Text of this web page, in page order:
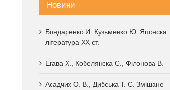
Новини
Бондаренко И. Кузьменко Ю. Японска
література XX ст.
Егава Х., Кобелянска О., Філонова В.
Асадчих О. В., Дибська Т. С. Змішане